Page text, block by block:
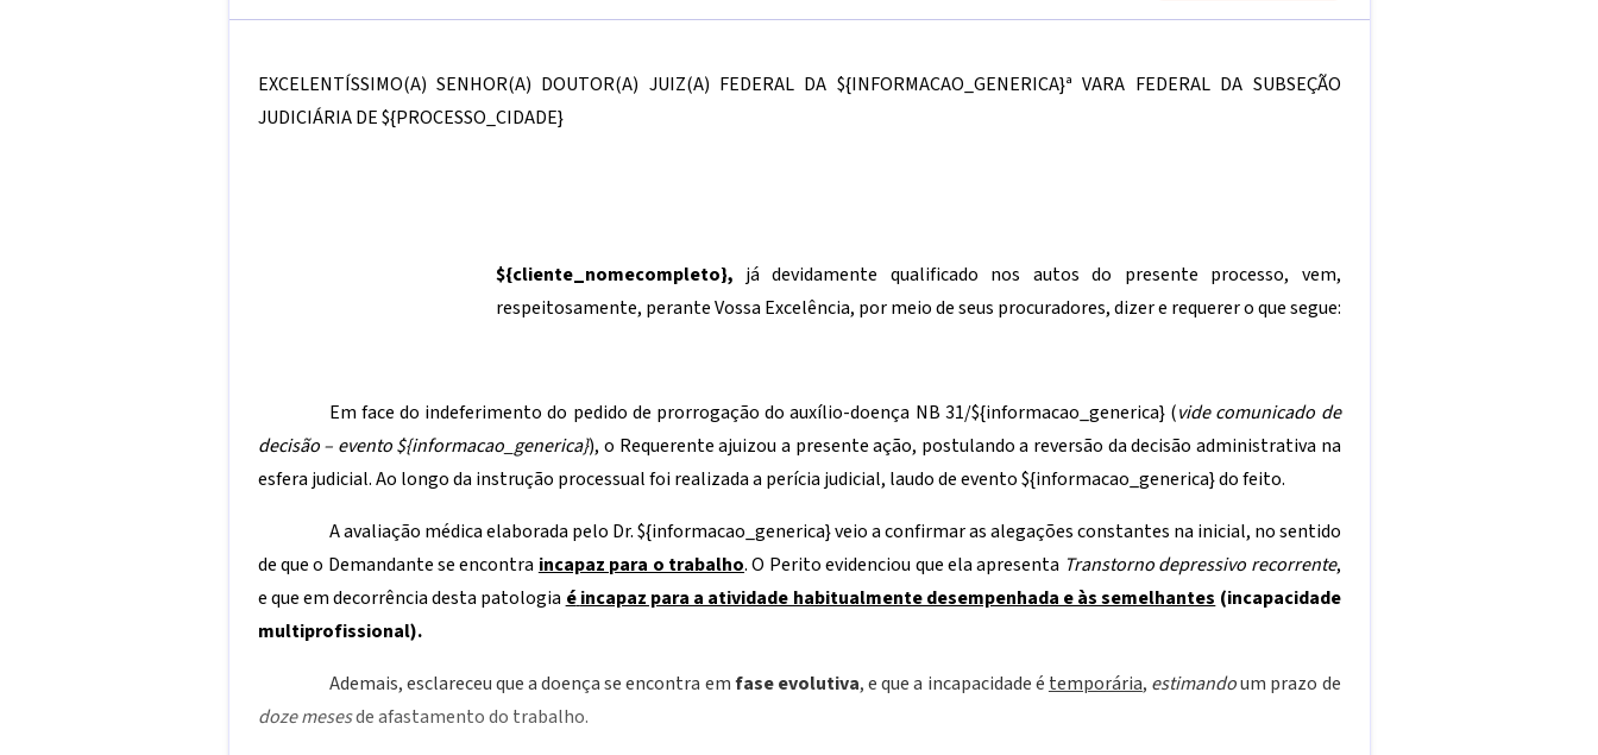
EXCELENTÍSSIMO(A) SENHOR(A) DOUTOR(A) JUIZ(A) FEDERAL DA ${INFORMACAO_GENERICA}ª VARA FEDERAL DA SUBSEÇÃO
JUDICIÁRIA DE${PROCESSO_CIDADE}
${cliente_nomecompleto}, já devidamente qualificado nos autos do presente processo, vem,
respeitosamente, perante Vossa Excelência, por meio de seus procuradores, dizer e requerer o que segue:
Em face do indeferimento do pedido de prorrogação do auxílio-doença NB 31/${informacao_generica}(vide comunicado de
decisão – evento${informacao_generica}), o Requerente ajuizou a presente ação, postulando a reversão da decisão administrativa na
esfera judicial. Ao longo da instrução processual foi realizada a perícia judicial, laudo de evento${informacao_generica}do feito.
A avaliação médica elaborada pelo Dr.${informacao_generica}veio a confirmar as alegações constantes na inicial, no sentido
de que o Demandante se encontra incapaz para o trabalho. O Perito evidenciou que ela apresenta Transtorno depressivo recorrente,
e que em decorrência desta patologia éincapaz para a atividade habitualmente desempenhada e às semelhantes (incapacidade
multiprofissional).
Ademais, esclareceu que a doença se encontra emfase evolutiva, e que a incapacidade é temporária, estimandoum prazo de
doze mesesde afastamento do trabalho.